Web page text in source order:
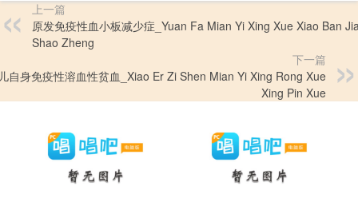
上一篇
原发免疫性血小板减少症_Yuan Fa Mian Yi Xing Xue Xiao Ban
Shao Zheng
下一篇
自身免疫性溶血性贫血_Xiao Er Zi Shen Mian Yi Xing Rong Xue
Xing Pin Xue